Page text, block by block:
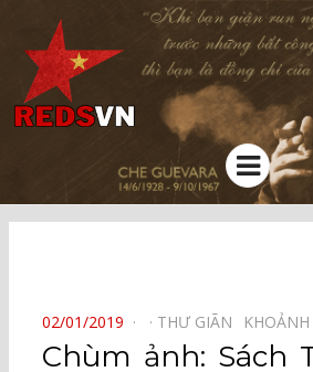
Kênh chia sẻ tri thức cộng đồng
Menu
POSTED
ON
02/01/2019 THƯ GIÃN⠀ KHOẢNH
Chùm ảnh: Sách